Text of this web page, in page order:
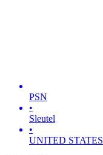
PSN
•
Sleutel
•
UNITED STATES